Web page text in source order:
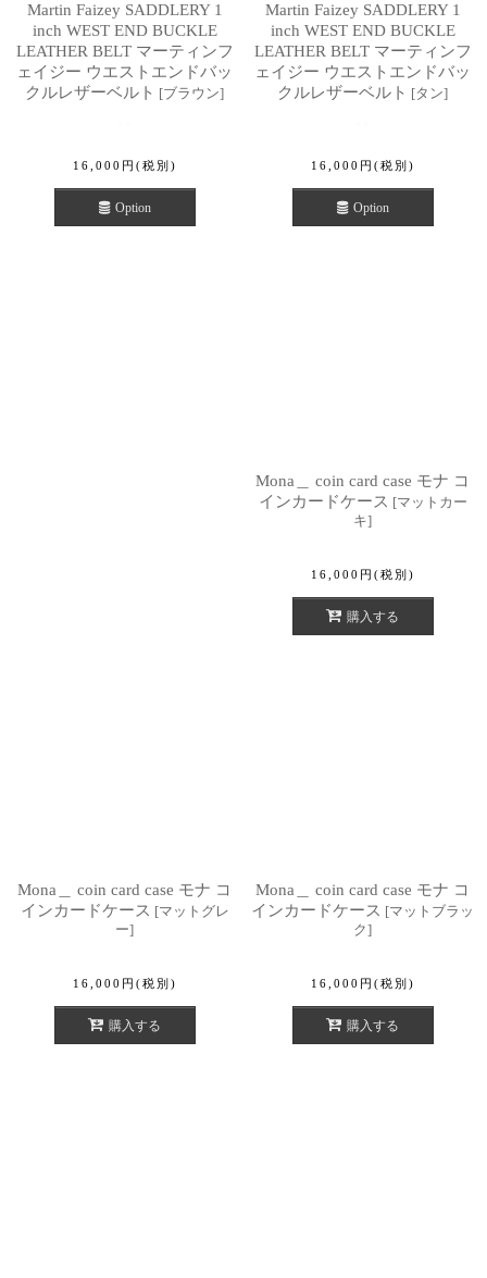
Martin Faizey SADDLERY 1
inch WEST END BUCKLE
LEATHER BELT マーティンフ
ェイジー ウエストエンドバッ
クルレザーベルト [ブラウン]
16,000 円 (税別)
Option
Martin Faizey SADDLERY 1
inch WEST END BUCKLE
LEATHER BELT マーティンフ
ェイジー ウエストエンドバッ
クルレザーベルト [タン]
16,000 円 (税別)
Option
Mona＿ coin card case モナ コ
インカードケース [マットカー
キ]
16,000 円 (税別)
購入する
Mona＿ coin card case モナ コ
インカードケース [マットグレ
ー]
16,000 円 (税別)
購入する
Mona＿ coin card case モナ コ
インカードケース [マットブラッ
ク]
16,000 円 (税別)
購入する